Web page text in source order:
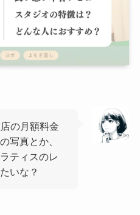
の月額料金
写真とか、
ティスのレ
いな？